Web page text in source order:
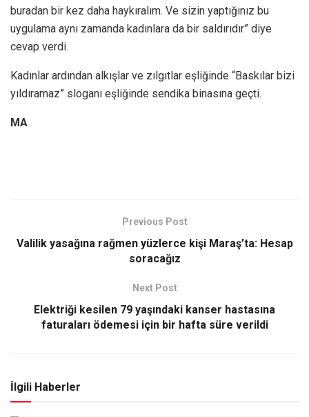
buradan bir kez daha haykıralım. Ve sizin yaptığınız bu
uygulama aynı zamanda kadınlara da bir saldırıdır” diye
cevap verdi.
Kadınlar ardından alkışlar ve zılgıtlar eşliğinde “Baskılar bizi
yıldıramaz” sloganı eşliğinde sendika binasına geçti.
MA
Previous Post
Valilik yasağına rağmen yüzlerce kişi Maraş’ta: Hesap
soracağız
Next Post
Elektriği kesilen 79 yaşındaki kanser hastasına
faturaları ödemesi için bir hafta süre verildi
İlgili Haberler